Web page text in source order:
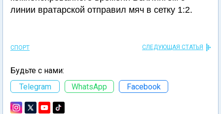
линии вратарской отправил мяч в сетку 1:2.
СПОРТ СЛЕДУЮЩАЯ СТАТЬЯ
Будьте с нами:
Telegram
WhatsApp Facebook